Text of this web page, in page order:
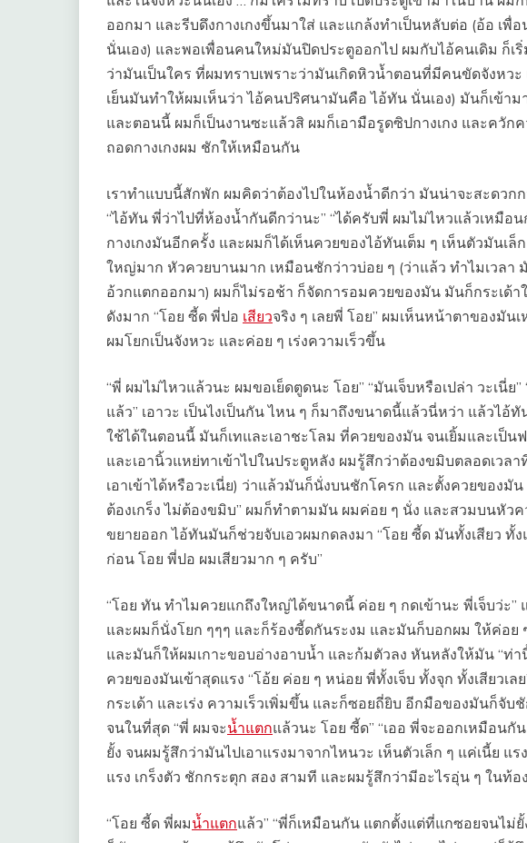
ออกมา และรีบดึงกางเกงขึ้นมาใส่ และแกล้งทำเป็นหลับต่อ (อ้อ เพื่
นั่นเอง) และพอเพื่อนคนใหม่มันปิดประตูออกไป ผมกับไอ้คนเดิม ก็เ
ว่ามันเป็นใคร ที่ผมทราบเพราะว่ามันเกิดหิวน้ำตอนที่มีคนขัดจังหวะ
เย็นมันทำให้ผมเห็นว่า ไอ้คนปริศนามันคือ ไอ้ทัน นั่นเอง) มันก็เข้าม
และตอนนี้ ผมก็เป็นงานซะแล้วสิ ผมก็เอามือรูดซิปกางเกง และควั
ถอดกางเกงผม ชักให้เหมือนกัน
เราทำแบบนี้สักพัก ผมคิดว่าต้องไปในห้องน้ำดีกว่า มันน่าจะสะดวก
“ไอ้ทัน พี่ว่าไปที่ห้องน้ำกันดีกว่านะ” “ได้ครับพี่ ผมไม่ไหวแล้วเหมือ
กางเกงมันอีกครั้ง และผมก็ได้เห็นควยของไอ้ทันเต็ม ๆ เห็นตัวมันเ
ใหญ่มาก หัวควยบานมาก เหมือนชักว่าวบ่อย ๆ (ว่าแล้ว ทำไมเวลา
อ้วกแตกออกมา) ผมก็ไม่รอช้า ก็จัดการอมควยของมัน มันก็กระเด้า
ดังมาก “โอย ซี้ด พี่ปอ เสียวจริง ๆ เลยพี่ โอย” ผมเห็นหน้าตาของมัน
ผมโยกเป็นจังหวะ และค่อย ๆ เร่งความเร็วขึ้น
“พี่ ผมไม่ไหวแล้วนะ ผมขอเย็ดตูดนะ โอย” “มันเจ็บหรือเปล่า วะเนี่ย”
แล้ว” เอาวะ เป็นไงเป็นกัน ไหน ๆ ก็มาถึงขนาดนี้แล้วนี่หว่า แล้วไ
ใช้ได้ในตอนนี้ มันก็เทและเอาชะโลม ที่ควยของมัน จนเยิ้มและเป็
และเอานิ้วแหย่ทาเข้าไปในประตูหลัง ผมรู้สึกว่าต้องขมิบตลอดเวลา
เอาเข้าได้หรือวะเนี่ย) ว่าแล้วมันก็นั่งบนชักโครก และตั้งควยของมั
ต้องเกร็ง ไม่ต้องขมิบ” ผมก็ทำตามมัน ผมค่อย ๆ นั่ง และสวมบนหัว
ขยายออก ไอ้ทันมันก็ช่วยจับเอวผมกดลงมา “โอย ซี้ด มันทั้งเสียว ทั้ง
ก่อน โอย พี่ปอ ผมเสียวมาก ๆ ครับ”
“โอย ทัน ทำไมควยแกถึงใหญ่ได้ขนาดนี้ ค่อย ๆ กดเข้านะ พี่เจ็บว่ะ”
และผมก็นั่งโยก ๆๆๆ และก็ร้องซี้ดกันระงม และมันก็บอกผม ให้ค่อย
และมันก็ให้ผมเกาะขอบอ่างอาบน้ำ และก้มตัวลง หันหลังให้มัน “ท่
ควยของมันเข้าสุดแรง “โอ้ย ค่อย ๆ หน่อย พี่ทั้งเจ็บ ทั้งจุก ทั้งเสียวเล
กระเด้า และเร่ง ความเร็วเพิ่มขึ้น และก็ซอยถี่ยิบ อีกมือของมันก็จับ
จนในที่สุด “พี่ ผมจะน้ำแตกแล้วนะ โอย ซี้ด” “เออ พี่จะออกเหมือน
ยั้ง จนผมรู้สึกว่ามันไปเอาแรงมาจากไหนวะ เห็นตัวเล็ก ๆ แค่เนี้ย แ
แรง เกร็งตัว ชักกระตุก สอง สามที และผมรู้สึกว่ามีอะไรอุ่น ๆ ในท้อ
“โอย ซี้ด พี่ผมน้ำแตกแล้ว” “พี่ก็เหมือนกัน แตกตั้งแต่ที่แกซอยจนไ